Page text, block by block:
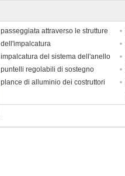
passeggiata attraverso le strutture
dell'impalcatura
impalcatura del sistema dell'anello
puntelli regolabili di sostegno
plance di alluminio dei costruttori